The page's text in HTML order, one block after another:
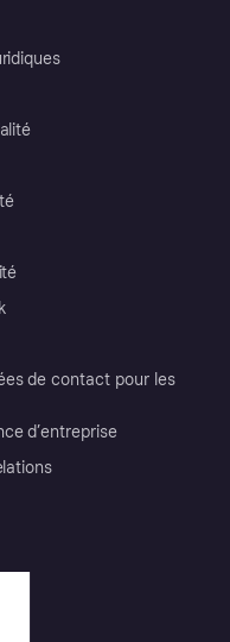
de contact pour les
d’entreprise